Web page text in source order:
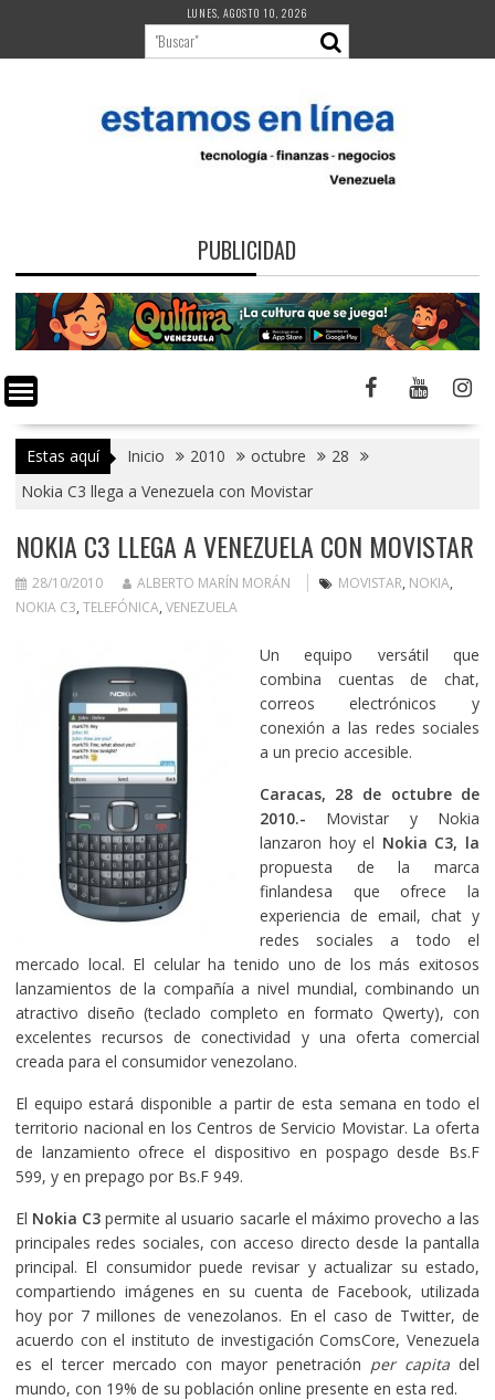
contenido
LUNES, AGOSTO 10, 2026
PUBLICIDAD
Estas aquí Inicio 2010 octubre
28
Nokia C3 llega a Venezuela con Movistar
NOKIA C3 LLEGA A VENEZUELA CON MOVISTAR
28/10/2010 ALBERTO MARÍN MORÁN MOVISTAR, NOKIA,
NOKIA C3, TELEFÓNICA, VENEZUELA
Un equipo versátil que
combina cuentas de chat,
correos electrónicos y
conexión a las redes sociales
a un precio accesible.
Caracas, 28 de octubre de
2010.- Movistar y Nokia
lanzaron hoy el Nokia C3, la
propuesta de la marca
finlandesa que ofrece la
experiencia de email, chat y
redes sociales a todo el
mercado local. El celular ha tenido uno de los más exitosos
lanzamientos de la compañía a nivel mundial, combinando un
atractivo diseño (teclado completo en formato Qwerty), con
excelentes recursos de conectividad y una oferta comercial
creada para el consumidor venezolano.
El equipo estará disponible a partir de esta semana en todo el
territorio nacional en los Centros de Servicio Movistar. La oferta
de lanzamiento ofrece el dispositivo en pospago desde Bs.F
599, y en prepago por Bs.F 949.
El Nokia C3 permite al usuario sacarle el máximo provecho a las
principales redes sociales, con acceso directo desde la pantalla
principal. El consumidor puede revisar y actualizar su estado,
compartiendo imágenes en su cuenta de Facebook, utilizada
hoy por 7 millones de venezolanos. En el caso de Twitter, de
acuerdo con el instituto de investigación ComsCore, Venezuela
es el tercer mercado con mayor penetración per capita del
mundo, con 19% de su población online presente en esta red.